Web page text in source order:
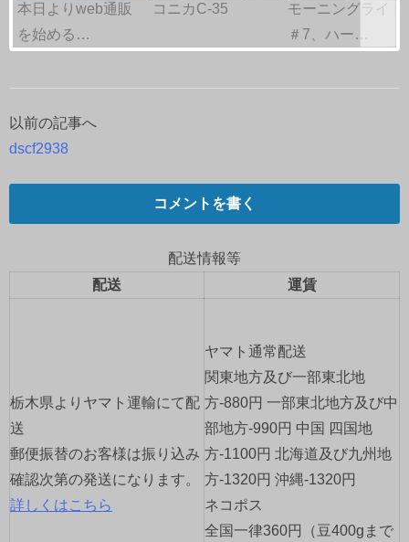
本日よりweb通販
を始める…
コニカC-35
モーニングライド
＃7、ハー…
投
ョ
ン
以前の記事へ
dscf2938
コメントを書く
配送情報等
配送
運賃
栃木県よりヤマト運輸にて配
送
郵便振替のお客様は振り込み
確認次第の発送になります。
詳しくはこちら
ヤマト通常配送
関東地方及び一部東北地
方-880円 一部東北地方及び中
部地方-990円 中国 四国地
方-1100円 北海道及び九州地
方-1320円 沖縄-1320円
ネコポス
全国一律360円（豆400gまで